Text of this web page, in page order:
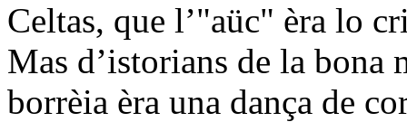
Celtas, que l’"aüc" èra lo
Mas d’istorians de la bona
borrèia èra una dança de